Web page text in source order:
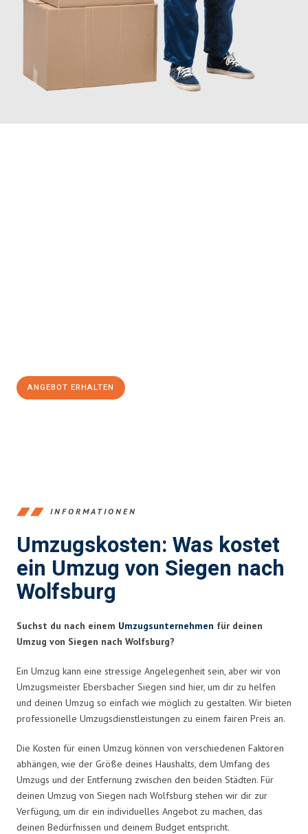
ANGEBOT ERHALTEN
INFORMATIONEN
Umzugskosten: Was kostet
ein Umzug von Siegen nach
Wolfsburg
Suchst du nach einem Umzugsunternehmen für deinen
Umzug von Siegen nach Wolfsburg?
Ein Umzug kann eine stressige Angelegenheit sein, aber wir von
Umzugsmeister Ebersbacher Siegen sind hier, um dir zu helfen
und deinen Umzug so einfach wie möglich zu gestalten. Wir bieten
professionelle Umzugsdienstleistungen zu einem fairen Preis an.
Die Kosten für einen Umzug können von verschiedenen Faktoren
abhängen, wie der Größe deines Haushalts, dem Umfang des
Umzugs und der Entfernung zwischen den beiden Städten. Für
deinen Umzug von Siegen nach Wolfsburg stehen wir dir zur
Verfügung, um dir ein individuelles Angebot zu machen, das
deinen Bedürfnissen und deinem Budget entspricht.